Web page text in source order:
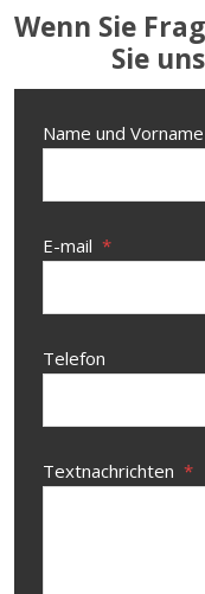
Wenn Sie
Sie
Name und Vorname
E-mail *
Telefon
Textnachrichten *